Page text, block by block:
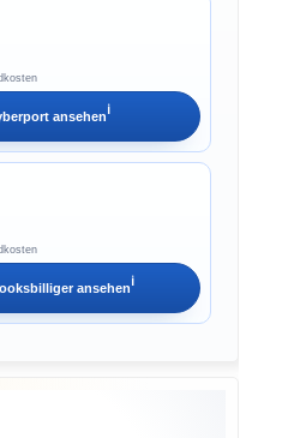
ansehenℹ︎
ansehenℹ︎